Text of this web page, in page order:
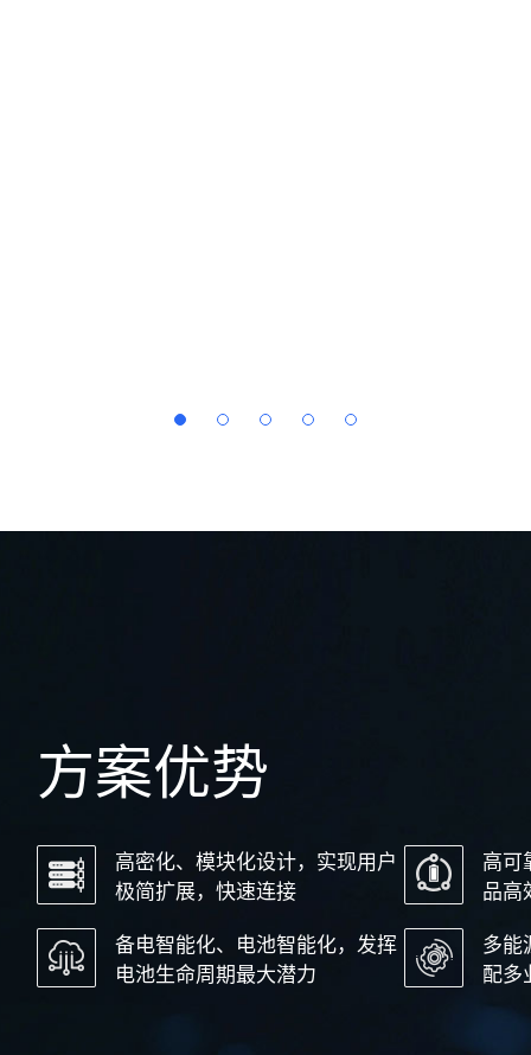
方案优势
高密化、模块化设计，实现用户
极简扩展，快速连接
高可
品高
备电智能化、电池智能化，发挥
电池生命周期最大潜力
多能
配多